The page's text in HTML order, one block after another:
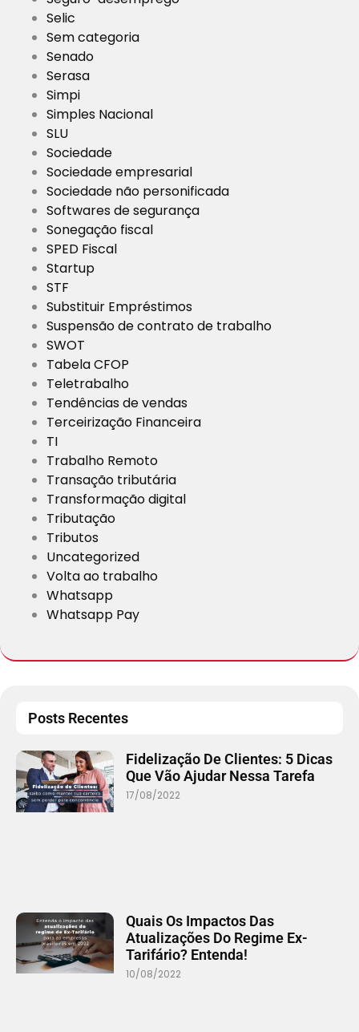
Selic
Sem categoria
Senado
Serasa
Simpi
Simples Nacional
SLU
Sociedade
Sociedade empresarial
Sociedade não personificada
Softwares de segurança
Sonegação fiscal
SPED Fiscal
Startup
STF
Substituir Empréstimos
Suspensão de contrato de trabalho
SWOT
Tabela CFOP
Teletrabalho
Tendências de vendas
Terceirização Financeira
TI
Trabalho Remoto
Transação tributária
Transformação digital
Tributação
Tributos
Uncategorized
Volta ao trabalho
Whatsapp
Whatsapp Pay
Posts Recentes
Fidelização De Clientes: 5 Dicas
Que Vão Ajudar Nessa Tarefa
17/08/2022
Quais Os Impactos Das
Atualizações Do Regime Ex-
Tarifário? Entenda!
10/08/2022